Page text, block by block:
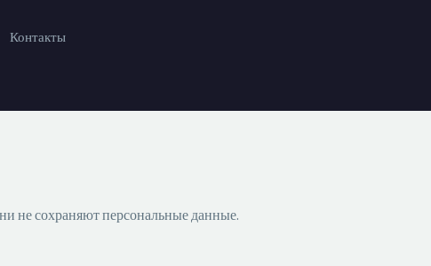
Контакты
не сохраняют персональные данные.